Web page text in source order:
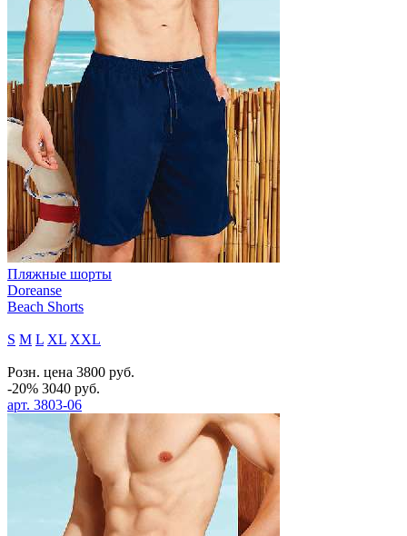
Пляжные шорты
Doreanse
Beach Shorts
S M L XL XXL
Розн. цена 3800 руб.
-20% 3040 руб.
арт. 3803-06